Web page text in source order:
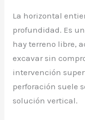
La horizontal
profundidad. Es
hay terreno libre,
excavar sin
intervención
perforación suele
solución vertical.